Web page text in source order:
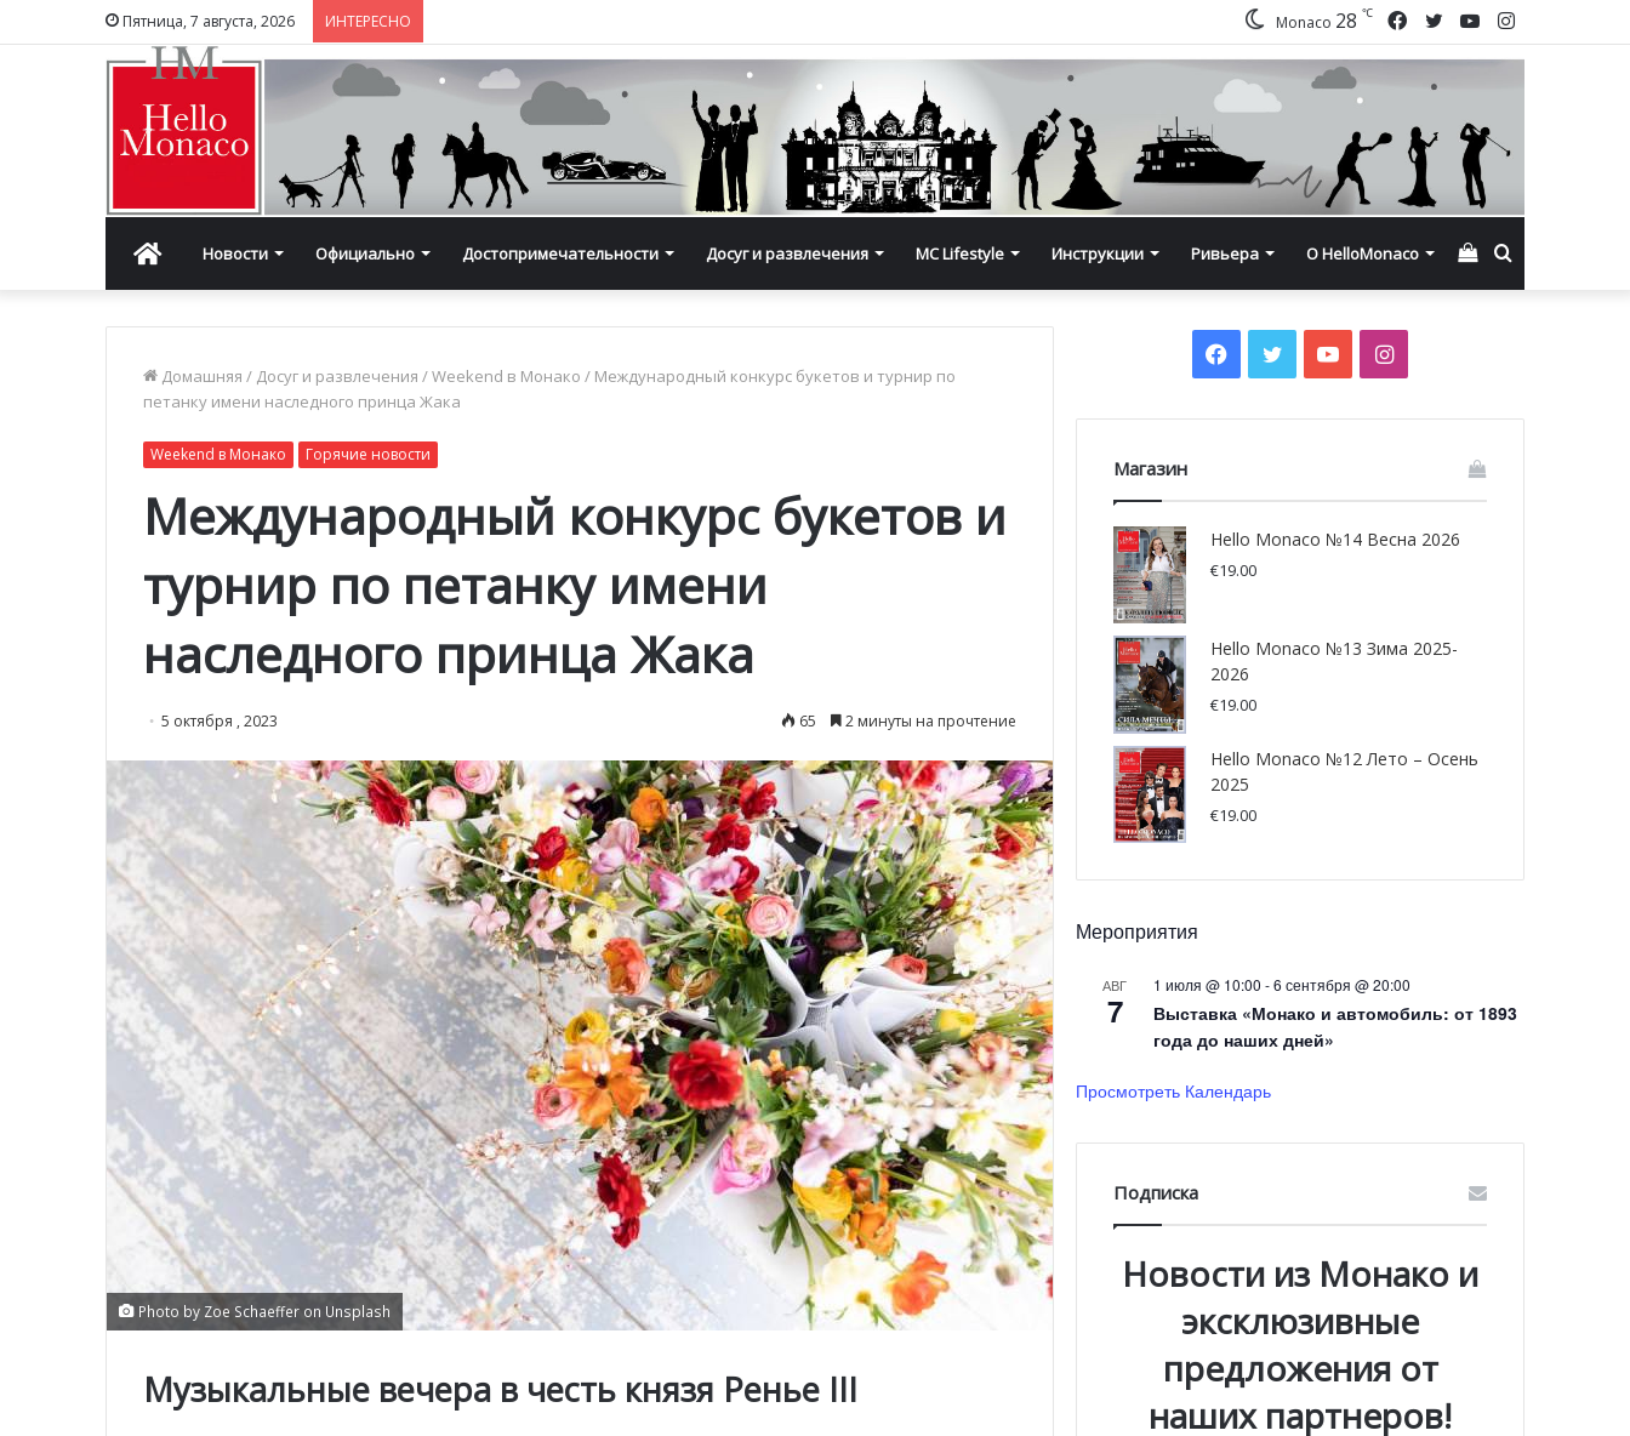
Пятница, 7 августа, 2026 ИНТЕРЕСНО Instagram
YouTube
Twitter
Facebook
Monaco 28 ℃
ГлавнаяНовости Официально Достопримечательности Досуг и развлечения MC Lifestyle Инструкции Ривьера О HelloMonaco Смотреть
Домашняя / Досуг и развлечения /Weekend в Монако / Международный конкурс букетов и турнир по
петанку имени наследного принца Жака
Weekend в Монако Горячие новости
Международный конкурс букетов и
турнир по петанку имени
наследного принца Жака
5 октября , 2023 65 2 минуты на прочтение
Photo by Zoe Schaeffer on Unsplash
Музыкальные вечера в честь князя Ренье III
Facebook
TwitterYouTubeInstagram
Магазин
Hello Monaco №14 Весна 2026
€19.00
Hello Monaco №13 Зима 2025-
2026
€19.00
Hello Monaco №12 Лето – Осень
2025
€19.00
Мероприятия
АВГ
7
1 июля @ 10:00 -6 сентября @ 20:00
Выставка «Монако и автомобиль: от 1893
года до наших дней»
Просмотреть Календарь
Подписка
Новости из Монако и
эксклюзивные
предложения от
наших партнеров!